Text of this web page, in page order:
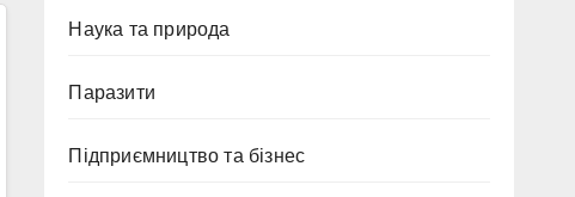
Наука та природа
Паразити
Підприємництво та бізнес